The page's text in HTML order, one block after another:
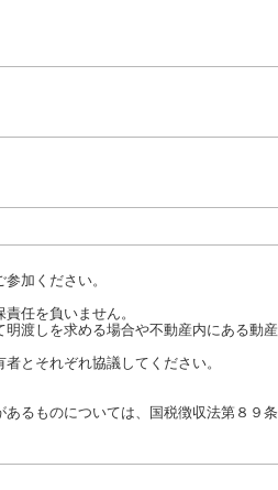
加ください。
任を負いません。
渡しを求める場合や不動産内にある動産
とそれぞれ協議してください。
るものについては、国税徴収法第８９条